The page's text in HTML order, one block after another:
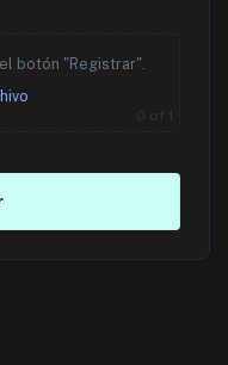
botón "Registrar".